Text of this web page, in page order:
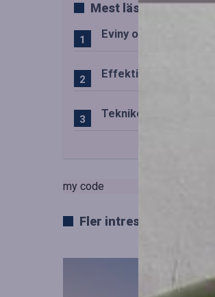
Mest lästa
Eviny och Statkraft
Effektiv drift av
Teknikens roll i den
my code
Fler intressanta artiklar